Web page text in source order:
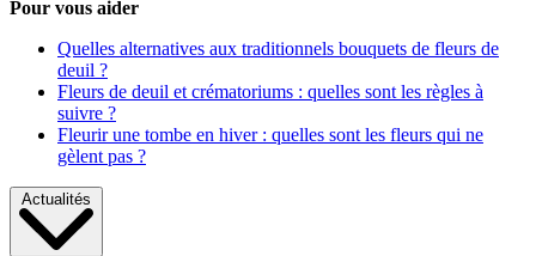
Pour vous aider
Quelles alternatives aux traditionnels bouquets de fleurs de
deuil ?
Fleurs de deuil et crématoriums : quelles sont les règles à
suivre ?
Fleurir une tombe en hiver : quelles sont les fleurs qui ne
gèlent pas ?
Actualités